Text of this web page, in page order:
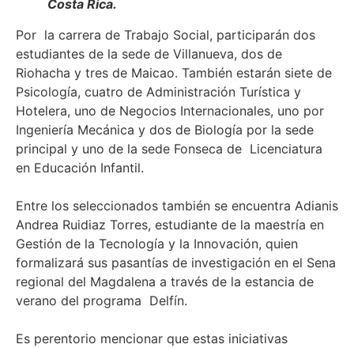
Costa Rica.
Por la carrera de Trabajo Social, participarán dos
estudiantes de la sede de Villanueva, dos de
Riohacha y tres de Maicao. También estarán siete de
Psicología, cuatro de Administración Turística y
Hotelera, uno de Negocios Internacionales, uno por
Ingeniería Mecánica y dos de Biología por la sede
principal y uno de la sede Fonseca de Licenciatura
en Educación Infantil.
Entre los seleccionados también se encuentra Adianis
Andrea Ruidiaz Torres, estudiante de la maestría en
Gestión de la Tecnología y la Innovación, quien
formalizará sus pasantías de investigación en el Sena
regional del Magdalena a través de la estancia de
verano del programa Delfín.
Es perentorio mencionar que estas iniciativas